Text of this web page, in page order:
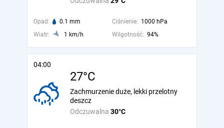
Opad: 0.1 mm Ciśnienie: 1000 hPa
Wiatr:
1 km/h Wilgotność: 94%
04:00
27°C
Odczuwalna 30°C
Zachmurzenie duże, lekki przelotny
deszcz